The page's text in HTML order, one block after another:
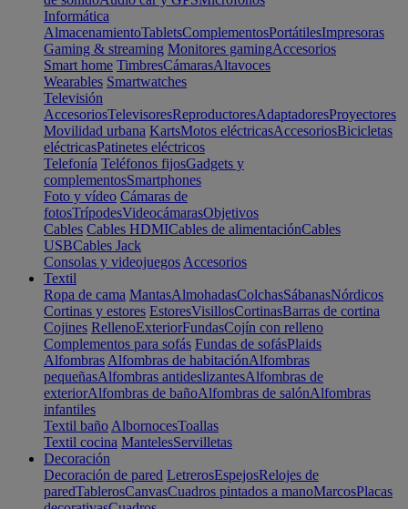
Informática
AlmacenamientoTabletsComplementosPortátilesImpresoras
Gaming & streaming Monitores gamingAccesorios
Smart home TimbresCámarasAltavoces
Wearables Smartwatches
Televisión
AccesoriosTelevisoresReproductoresAdaptadoresProyectores
Movilidad urbana KartsMotos eléctricasAccesoriosBicicletas
eléctricasPatinetes eléctricos
Telefonía Teléfonos fijosGadgets y
complementosSmartphones
Foto y vídeo Cámaras de
fotosTrípodesVideocámarasObjetivos
Cables Cables HDMICables de alimentaciónCables
USBCables Jack
Consolas y videojuegos Accesorios
Textil
Ropa de cama MantasAlmohadasColchasSábanasNórdicos
Cortinas y estores EstoresVisillosCortinasBarras de cortina
Cojines RellenoExteriorFundasCojín con relleno
Complementos para sofás Fundas de sofásPlaids
Alfombras Alfombras de habitaciónAlfombras
pequeñasAlfombras antideslizantesAlfombras de
exteriorAlfombras de bañoAlfombras de salónAlfombras
infantiles
Textil baño AlbornocesToallas
Textil cocina MantelesServilletas
Decoración
Decoración de pared LetrerosEspejosRelojes de
paredTablerosCanvasCuadros pintados a manoMarcosPlacas